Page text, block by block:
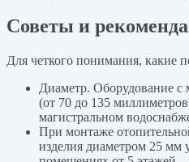
Советы и
Для четкого понимания, какие
Диаметр. Оборудование с
(от 70 до 135
магистральном
При монтаже
изделия диаметром 25 мм